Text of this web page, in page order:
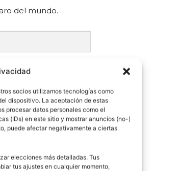
socios utilizamos tecnologías como
dispositivo. La aceptación de estas
procesar datos personales como el
(IDs) en este sitio y mostrar anuncios (no-)
puede afectar negativamente a ciertas
elecciones más detalladas. Tus
tus ajustes en cualquier momento,
del mundo.